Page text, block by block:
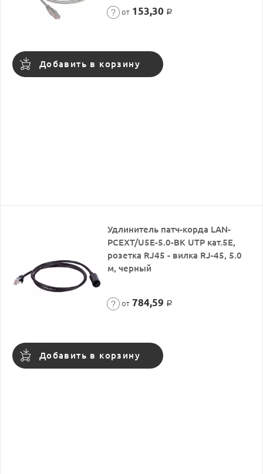
от 153,30 Р
Добавить в корзину
Удлинитель патч-корда LAN-
PCEXT/U5E-5.0-BK UTP кат.5E,
розетка RJ45 - вилка RJ-45, 5.0
м, черный
от 784,59 Р
Добавить в корзину